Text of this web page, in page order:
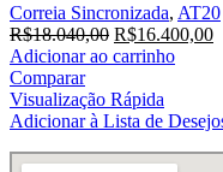
Correia Sincronizada, AT20
R$18.040,00 O
preço
era:
R$18.040,00.
R$16.400,00O
Adicionar ao carrinho
Comparar
Visualização Rápida
Adicionar à Lista de